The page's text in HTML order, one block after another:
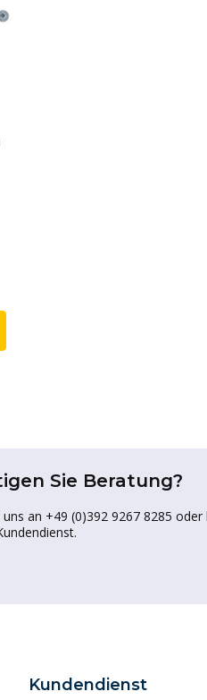
Sie Beratung?
uns an +49 (0)392 9267 8285
Kundendienst